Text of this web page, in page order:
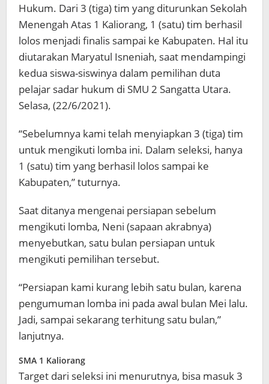
Hukum. Dari 3 (tiga) tim yang diturunkan Sekolah
Menengah Atas 1 Kaliorang, 1 (satu) tim berhasil
lolos menjadi finalis sampai ke Kabupaten. Hal itu
diutarakan Maryatul Isneniah, saat mendampingi
kedua siswa-siswinya dalam pemilihan duta
pelajar sadar hukum di SMU 2 Sangatta Utara.
Selasa, (22/6/2021).
“Sebelumnya kami telah menyiapkan 3 (tiga) tim
untuk mengikuti lomba ini. Dalam seleksi, hanya
1 (satu) tim yang berhasil lolos sampai ke
Kabupaten,” tuturnya.
Saat ditanya mengenai persiapan sebelum
mengikuti lomba, Neni (sapaan akrabnya)
menyebutkan, satu bulan persiapan untuk
mengikuti pemilihan tersebut.
“Persiapan kami kurang lebih satu bulan, karena
pengumuman lomba ini pada awal bulan Mei lalu.
Jadi, sampai sekarang terhitung satu bulan,”
lanjutnya.
SMA 1 Kaliorang
Target dari seleksi ini menurutnya, bisa masuk 3